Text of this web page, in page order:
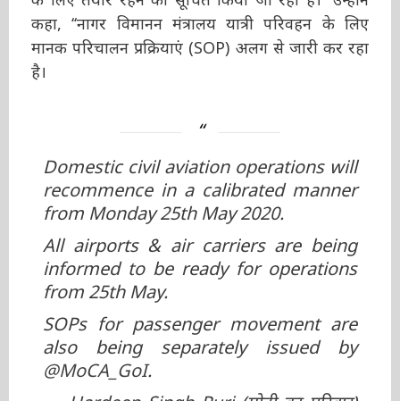
है।’’ उन्होंने कहा, ‘‘नागर विमानन मंत्रालय यात्री परिवहन
के लिए मानक परिचालन प्रक्रियाएं (SOP) अलग से
जारी कर रहा है।
Domestic civil aviation operations
will recommence in a calibrated
manner from Monday 25th May
2020.
All airports & air carriers are being
informed to be ready for operations
from 25th May.
SOPs for passenger movement are
also being separately issued by
@MoCA_GoI.